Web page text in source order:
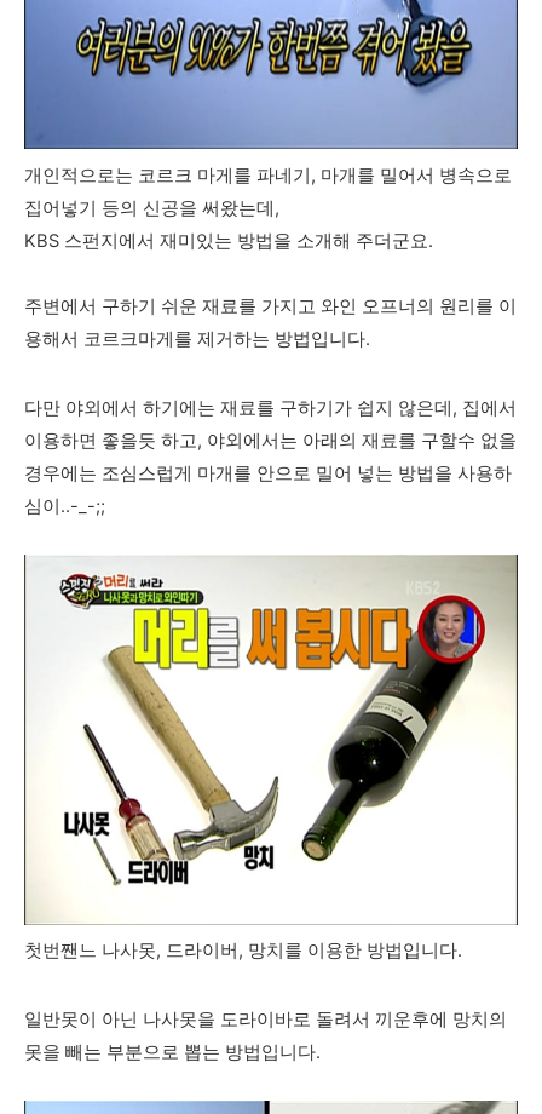
개인적으로는 코르크 마게를 파네기, 마개를 밀어서 병속으로
집어넣기 등의 신공을 써왔는데,
KBS 스펀지에서 재미있는 방법을 소개해 주더군요.
주변에서 구하기 쉬운 재료를 가지고 와인 오프너의 원리를 이
용해서 코르크마게를 제거하는 방법입니다.
다만 야외에서 하기에는 재료를 구하기가 쉽지 않은데, 집에서
이용하면 좋을듯 하고, 야외에서는 아래의 재료를 구할수 없을
경우에는 조심스럽게 마개를 안으로 밀어 넣는 방법을 사용하
심이..-_-;;
첫번짼느 나사못, 드라이버, 망치를 이용한 방법입니다.
일반못이 아닌 나사못을 도라이바로 돌려서 끼운후에 망치의
못을 빼는 부분으로 뽑는 방법입니다.